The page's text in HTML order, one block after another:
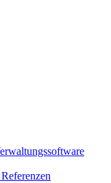
Referenzen